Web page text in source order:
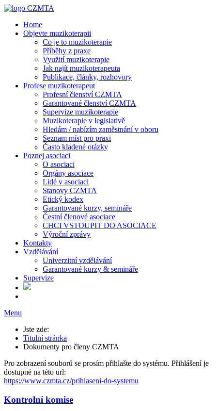
Home
Objevte muzikoterapii
Co je to muzikoterapie
Příběhy z praxe
Využití muzikoterapie
Jak najít muzikoterapeuta
Publikace, články, rozhovory
Profese muzikoterapeut
Profesní členství CZMTA
Garantované členství CZMTA
Supervize muzikoterapie
Muzikoterapie v legislativě
Hledám / nabízím zaměstnání v oboru
Seznam míst pro praxi
Často kladené otázky
Poznej asociaci
O asociaci
Orgány asociace
Lidé v asociaci
Stanovy CZMTA
Etický kodex
Garantované kurzy, semináře
Čestní členové asociace
CHCI VSTOUPIT DO ASOCIACE
Výroční zprávy
Kontakty
Vzdělávání
Univerzitní vzdělávání
Garantované kurzy & semináře
Supervize
Menu
Jste zde:
Titulní stránka
Dokumenty pro členy CZMTA
Pro zobrazení souborů se prosím přihlašte do systému. Přihlášení je
dostupné na této url:
https://www.czmta.cz/prihlaseni-do-systemu
Kontrolní komise